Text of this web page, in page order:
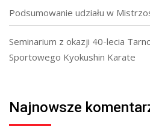
Podsumowanie udziału w
Seminarium z okazji 40-lecia
Sportowego Kyokushin Karate
Najnowsze